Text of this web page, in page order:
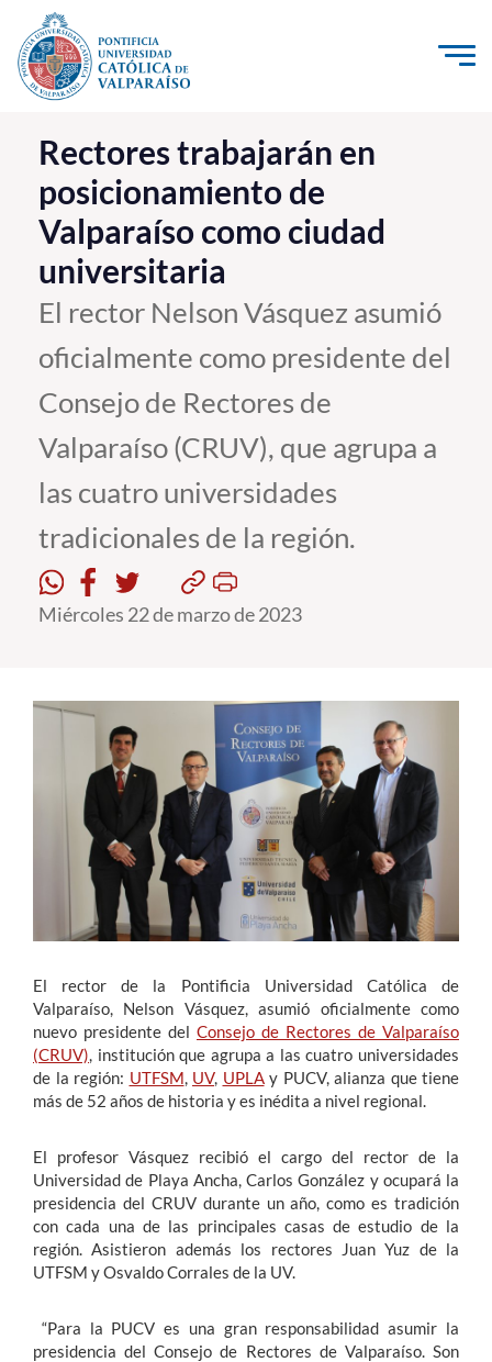
Click acá para ir directamente al contenido
La Universidad
Investigación, Creación e Innovación
PUCV Internacional
Vinculación con el Medio
Admisión
Pregrado
Postgrado
Formación Continua
Estudiantes
Académicos
Rectores trabajarán en
posicionamiento de
Valparaíso como ciudad
universitaria
El rector Nelson Vásquez asumió
oficialmente como presidente del
Consejo de Rectores de
Valparaíso (CRUV), que agrupa a
las cuatro universidades
tradicionales de la región.
Miércoles 22 de marzo de 2023
El rector de la Pontificia Universidad Católica de
Valparaíso, Nelson Vásquez, asumió oficialmente como
nuevo presidente del Consejo de Rectores de Valparaíso
(CRUV) , institución que agrupa a las cuatro universidades
de la región: UTFSM UV, UPLAy PUCV, alianza que tiene
más de 52 años de historia y es inédita a nivel regional.
El profesor Vásquez recibió el cargo del rector de la
Universidad de Playa Ancha, Carlos González y ocupará la
presidencia del CRUV durante un año, como es tradición
con cada una de las principales casas de estudio de la
región. Asistieron además los rectores Juan Yuz de la
UTFSM y Osvaldo Corrales de la UV.
“Para la PUCV es una gran responsabilidad asumir la
presidencia del Consejo de Rectores de Valparaíso. Son